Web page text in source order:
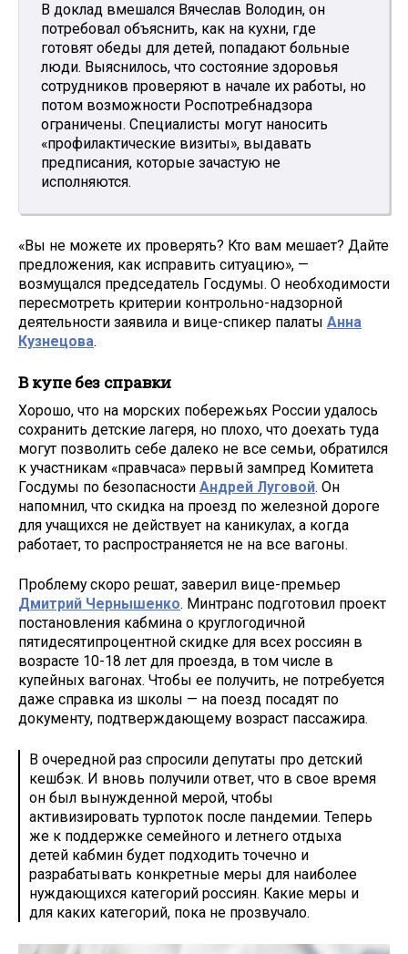
В доклад вмешался Вячеслав Володин, он
потребовал объяснить, как на кухни, где
готовят обеды для детей, попадают больные
люди. Выяснилось, что состояние здоровья
сотрудников проверяют в начале их работы, но
потом возможности Роспотребнадзора
ограничены. Специалисты могут наносить
«профилактические визиты», выдавать
предписания, которые зачастую не
исполняются.
«Вы не можете их проверять? Кто вам мешает? Дайте
предложения, как исправить ситуацию», —
возмущался председатель Госдумы. О необходимости
пересмотреть критерии контрольно-надзорной
деятельности заявила и вице-спикер палаты Анна
Кузнецова.
В купе без справки
Хорошо, что на морских побережьях России удалось
сохранить детские лагеря, но плохо, что доехать туда
могут позволить себе далеко не все семьи, обратился
к участникам «правчаса» первый зампред Комитета
Госдумы по безопасности Андрей Луговой. Он
напомнил, что скидка на проезд по железной дороге
для учащихся не действует на каникулах, а когда
работает, то распространяется не на все вагоны.
Проблему скоро решат, заверил вице-премьер
Дмитрий Чернышенко. Минтранс подготовил проект
постановления кабмина о круглогодичной
пятидесятипроцентной скидке для всех россиян в
возрасте 10-18 лет для проезда, в том числе в
купейных вагонах. Чтобы ее получить, не потребуется
даже справка из школы — на поезд посадят по
документу, подтверждающему возраст пассажира.
В очередной раз спросили депутаты про детский
кешбэк. И вновь получили ответ, что в свое время
он был вынужденной мерой, чтобы
активизировать турпоток после пандемии. Теперь
же к поддержке семейного и летнего отдыха
детей кабмин будет подходить точечно и
разрабатывать конкретные меры для наиболее
нуждающихся категорий россиян. Какие меры и
для каких категорий, пока не прозвучало.